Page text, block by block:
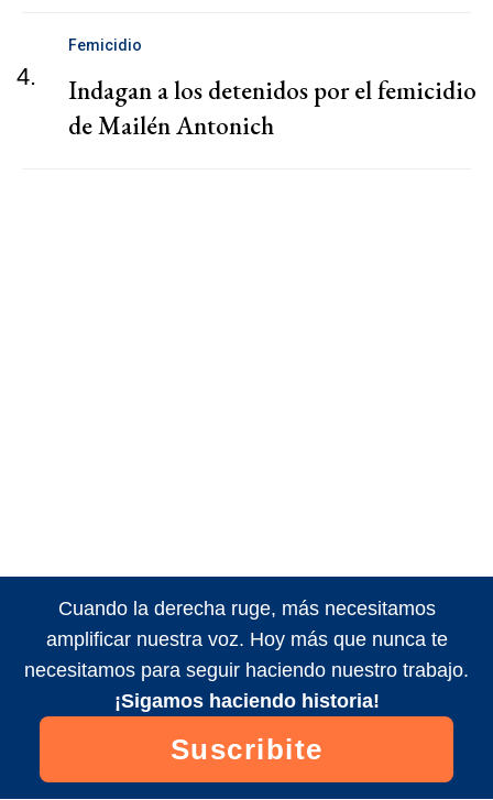
4.
Femicidio
Indagan a los detenidos por el femicidio
de Mailén Antonich
Cuando la derecha ruge, más necesitamos
amplificar nuestra voz. Hoy más que nunca te
necesitamos para seguir haciendo nuestro trabajo.
¡Sigamos haciendo historia!
Suscribite